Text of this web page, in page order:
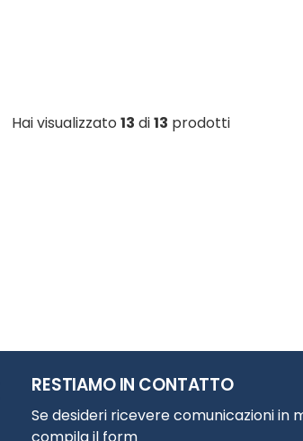
Hai visualizzato 13 di13 prodotti
RESTIAMO IN CONTATTO
Se desideri ricevere comunicazioni in
compila il form